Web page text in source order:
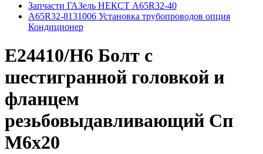
Запчасти ГАЗель НЕКСТ A65R32-40
A65R32-8131006 Установка трубопроводов опция
Кондиционер
E24410/H6 Болт с
шестигранной головкой и
фланцем
резьбовыдавливающий Сп
М6х20